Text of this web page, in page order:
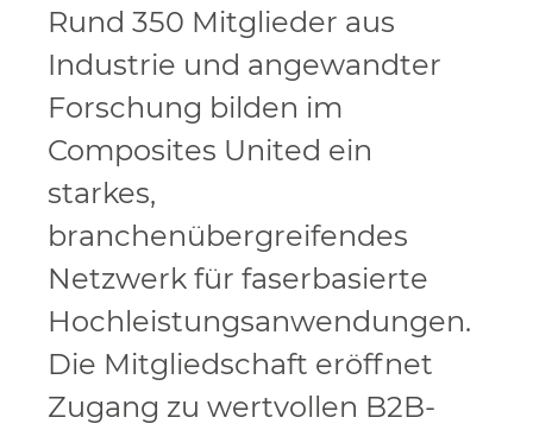
Rund 350 Mitglieder aus
Industrie und angewandter
Forschung bilden im
Composites United ein
starkes,
branchenübergreifendes
Netzwerk für faserbasierte
Hochleistungsanwendungen.
Die Mitgliedschaft eröffnet
Zugang zu wertvollen B2B-